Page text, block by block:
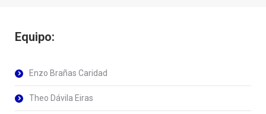
Equipo:
Enzo Brañas Caridad
Theo Dávila Eiras